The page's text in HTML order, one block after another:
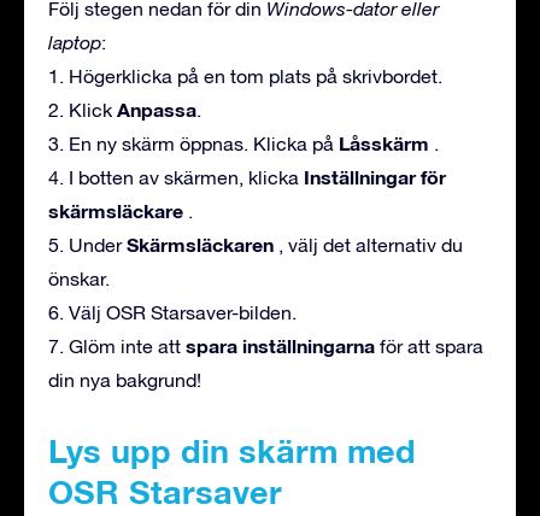
Följ stegen nedan för din Windows-dator eller
laptop:
1. Högerklicka på en tom plats på skrivbordet.
2. Klick Anpassa
3. En ny skärm öppnas. Klicka på Låsskärm
4. I botten av skärmen, klicka Inställningar för
skärmsläckare
5. UnderSkärmsläckaren
, välj det alternativ du
önskar.
6. Välj OSR Starsaver-bilden.
7. Glöm inte att spara inställningarna för att spara
din nya bakgrund!
Lys upp din skärm med
OSR Starsaver